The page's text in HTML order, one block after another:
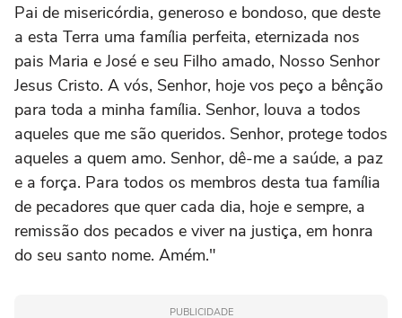
Pai de misericórdia, generoso e bondoso, que deste
a esta Terra uma família perfeita, eternizada nos
pais Maria e José e seu Filho amado, Nosso Senhor
Jesus Cristo. A vós, Senhor, hoje vos peço a bênção
para toda a minha família. Senhor, louva a todos
aqueles que me são queridos. Senhor, protege todos
aqueles a quem amo. Senhor, dê-me a saúde, a paz
e a força. Para todos os membros desta tua família
de pecadores que quer cada dia, hoje e sempre, a
remissão dos pecados e viver na justiça, em honra
do seu santo nome. Amém."
PUBLICIDADE